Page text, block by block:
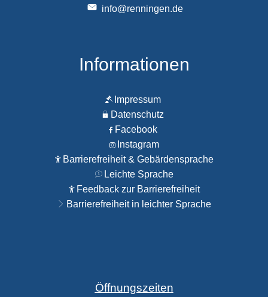
info@renningen.de
Informationen
Impressum
Datenschutz
Facebook
Instagram
Barrierefreiheit & Gebärdensprache
Leichte Sprache
Feedback zur Barrierefreiheit
Barrierefreiheit in leichter Sprache
Öffnungszeiten